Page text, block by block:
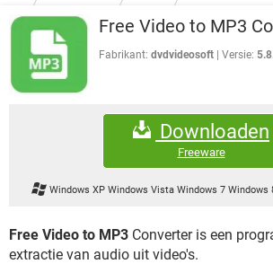
GRATIS SNAPCHAT
VIDEOBELLEN
INSTAGRAM
NETFLIX
DOWNLOADS
VIDEOBELLEN GAMES
SNAPCHAT
FORUM
WINDOWS
GRATIS SNAPCHAT
GAMES
GRATIS SNAPCHAT
Free Video to MP3
Fabrikant: dvdvideosoft Versie:
Downloaden
Freeware
Windows XP Windows Vista Windows 7
Free Video to MP3 Converter is een
extractie van audio uit video's.